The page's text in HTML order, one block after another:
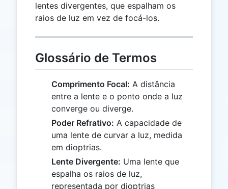
lentes divergentes, que espalham os
raios de luz em vez de focá-los.
Glossário de Termos
Comprimento Focal: A distância
entre a lente e o ponto onde a luz
converge ou diverge.
Poder Refrativo: A capacidade de
uma lente de curvar a luz, medida
em dioptrias.
Lente Divergente: Uma lente que
espalha os raios de luz,
representada por dioptrias